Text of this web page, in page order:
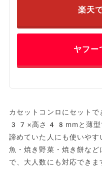
楽天
ヤフー
カセットコンロにセット
37×高さ48mmと薄型で
諦めていた人にも使いや
魚・焼き野菜・焼き餅な
で、大人数にも対応できま